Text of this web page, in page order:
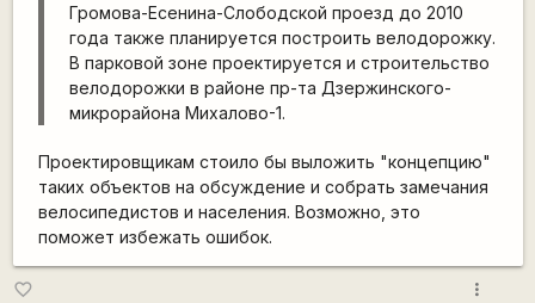
Громова-Есенина-Слободской проезд до 2010
года также планируется построить велодорожку.
В парковой зоне проектируется и строительство
велодорожки в районе пр-та Дзержинского-
микрорайона Михалово-1.
Проектировщикам стоило бы выложить "концепцию"
таких объектов на обсуждение и собрать замечания
велосипедистов и населения. Возможно, это
поможет избежать ошибок.
favorite_border more_vert